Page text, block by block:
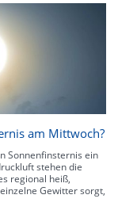
am Mittwoch?
Sonnenfinsternis ein
stehen die
regional heiß,
Gewitter sorgt,